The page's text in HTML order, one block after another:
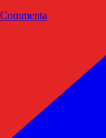
Commenta